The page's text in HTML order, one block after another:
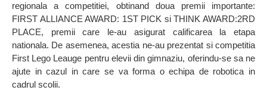
regionala a competitiei, obtinand doua premii importante:
FIRST ALLIANCE AWARD: 1ST PICK si THINK AWARD:2RD
PLACE, premii care le-au asigurat calificarea la etapa
nationala. De asemenea, acestia ne-au prezentat si competitia
First Lego Leauge pentru elevii din gimnaziu, oferindu-se sa ne
ajute in cazul in care se va forma o echipa de robotica in
cadrul scolii.